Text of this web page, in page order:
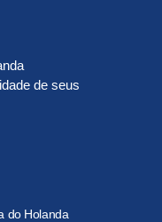
de seus
do Holanda